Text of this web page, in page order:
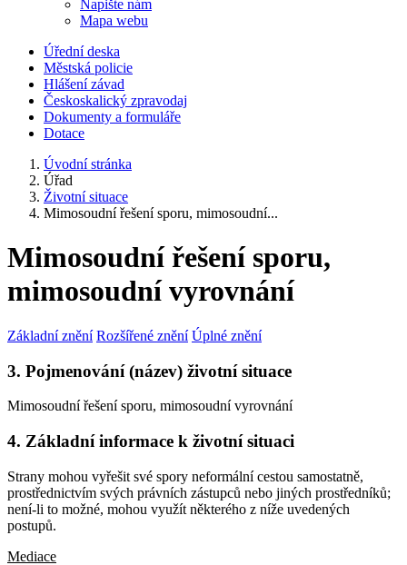
Napište nám
Mapa webu
Úřední deska
Městská policie
Hlášení závad
Českoskalický zpravodaj
Dokumenty a formuláře
Dotace
Úvodní stránka
Úřad
Životní situace
Mimosoudní řešení sporu, mimosoudní...
Mimosoudní řešení sporu,
mimosoudní vyrovnání
Základní znění Rozšířené znění Úplné znění
3. Pojmenování (název) životní situace
Mimosoudní řešení sporu, mimosoudní vyrovnání
4. Základní informace k životní situaci
Strany mohou vyřešit své spory neformální cestou samostatně,
prostřednictvím svých právních zástupců nebo jiných prostředníků;
není-li to možné, mohou využít některého z níže uvedených
postupů.
Mediace